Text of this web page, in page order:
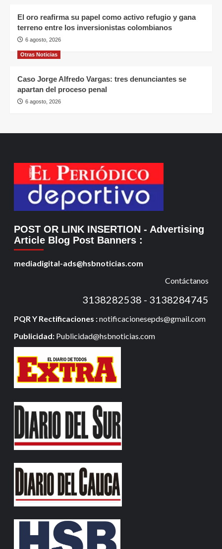
El oro reafirma su papel como activo refugio y gana
terreno entre los inversionistas colombianos
6 agosto, 2026
Otras Noticias
Caso Jorge Alfredo Vargas: tres denunciantes se
apartan del proceso penal
6 agosto, 2026
POST OR LINK INSERTION - Advertising
Article Blog Post Banners :
mediadigital-ads@hsbnoticias.com
Contáctanos
3138282538 - 3138284745
PQR Y Rectificaciones :notificacionesepds@gmail.com
Publicidad: Publicidad@hsbnoticias.com